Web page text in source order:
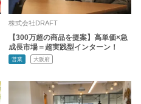
株式会社DRAFT
【300万超の商品を提案】高単価×急
成長市場＝超実践型インターン！
営業 大阪府